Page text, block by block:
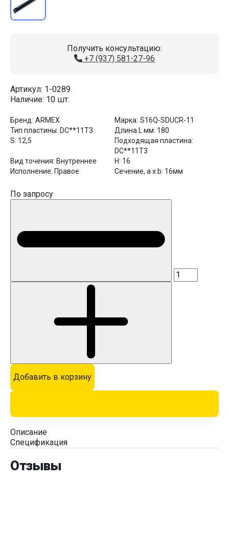
Получить консультацию:
+7 (937) 581-27-96
Артикул: 1-0289
Наличие: 10 шт.
Бренд: ARMEX Марка: S16Q-SDUCR-11
Тип пластины: DC**11T3 Длина L мм: 180
S: 12,5
Подходящая пластина:
DC**11T3
Вид точения: Внутреннее H: 16
Исполнение: Правое Сечение, a x b: 16мм
По запросу
Добавить в корзину
Описание
Спецификация
Отзывы